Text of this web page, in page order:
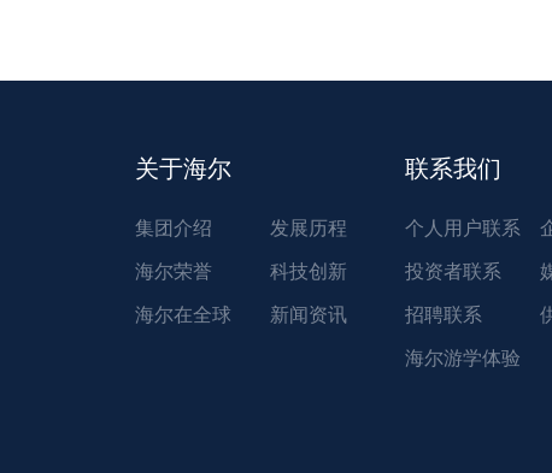
关于海尔
集团介绍 发展历程
海尔荣誉 科技创新
海尔在全球 新闻资讯
联系我们
个人用户联系
投资者联系
招聘联系
海尔游学体验